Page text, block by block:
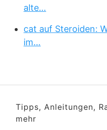
alte…
cat auf Steroiden:
im…
Tipps, Anleitungen,
mehr